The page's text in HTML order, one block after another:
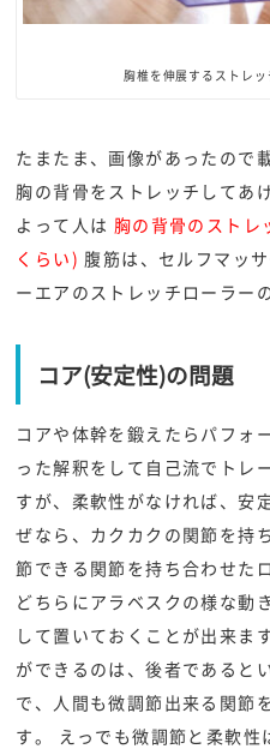
胸椎を伸展するストレッ
たまたま、画像があったので
胸の背骨をストレッチしてあ
よって人は 胸の背骨のスト
くらい) 腹筋は、セルフマッ
ーエアのストレッチローラー
コア(安定性)の問題
コアや体幹を鍛えたらパフォ
った解釈をして自己流でトレ
すが、柔軟性がなければ、安
ぜなら、カクカクの関節を持
節できる関節を持ち合わせた
どちらにアラベスクの様な動
して置いておくことが出来ま
ができるのは、後者であると
で、人間も微調節出来る関節
す。 えっでも微調節と柔軟